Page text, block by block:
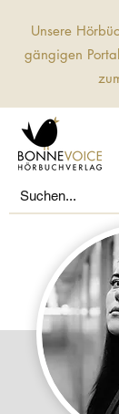
Unsere
gängigen